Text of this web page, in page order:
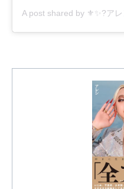
A post shared by ⚜️✨?ア